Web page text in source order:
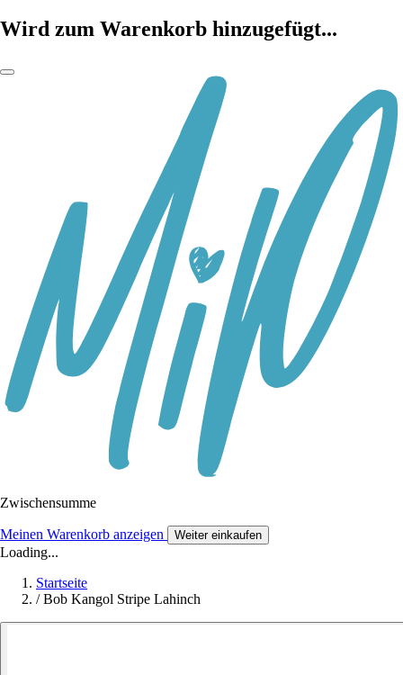
Wird zum Warenkorb hinzugefügt...
Zwischensumme
Meinen Warenkorb anzeigen Weiter einkaufen
Loading...
Startseite
/ Bob Kangol Stripe Lahinch